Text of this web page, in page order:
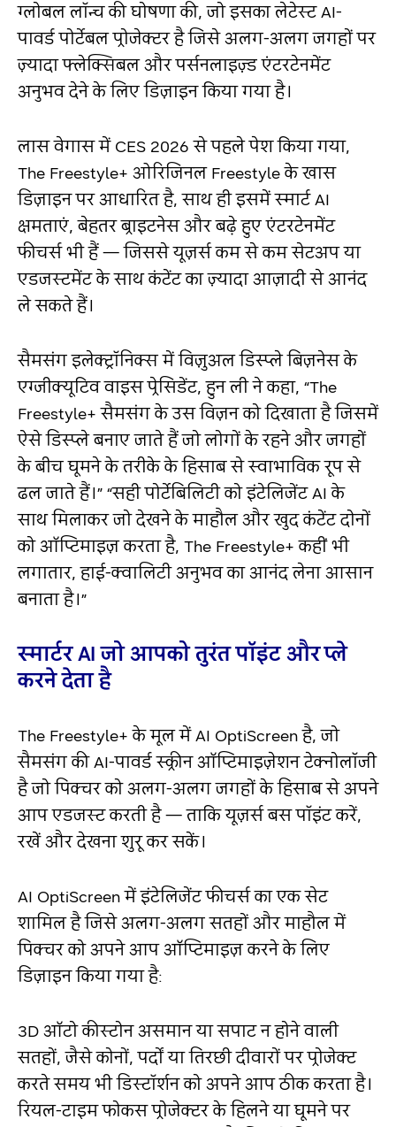
ग्लोबल लॉन्च की घोषणा की, जो इसका लेटेस्ट AI-
पावर्ड पोर्टेबल प्रोजेक्टर है जिसे अलग-अलग जगहों पर
ज़्यादा फ्लेक्सिबल और पर्सनलाइज़्ड एंटरटेनमेंट
अनुभव देने के लिए डिज़ाइन किया गया है।
लास वेगास में CES 2026 से पहले पेश किया गया,
The Freestyle+ ओरिजिनल Freestyle के खास
डिज़ाइन पर आधारित है, साथ ही इसमें स्मार्ट AI
क्षमताएं, बेहतर ब्राइटनेस और बढ़े हुए एंटरटेनमेंट
फीचर्स भी हैं — जिससे यूज़र्स कम से कम सेटअप या
एडजस्टमेंट के साथ कंटेंट का ज़्यादा आज़ादी से आनंद
ले सकते हैं।
सैमसंग इलेक्ट्रॉनिक्स में विज़ुअल डिस्प्ले बिज़नेस के
एग्जीक्यूटिव वाइस प्रेसिडेंट, हुन ली ने कहा, “The
Freestyle+ सैमसंग के उस विज़न को दिखाता है जिसमें
ऐसे डिस्प्ले बनाए जाते हैं जो लोगों के रहने और जगहों
के बीच घूमने के तरीके के हिसाब से स्वाभाविक रूप से
ढल जाते हैं।” “सही पोर्टेबिलिटी को इंटेलिजेंट AI के
साथ मिलाकर जो देखने के माहौल और खुद कंटेंट दोनों
को ऑप्टिमाइज़ करता है, The Freestyle+ कहीं भी
लगातार, हाई-क्वालिटी अनुभव का आनंद लेना आसान
बनाता है।”
स्मार्टर AI जो आपको तुरंत पॉइंट और प्ले
करने देता है
The Freestyle+ के मूल में AI OptiScreen है, जो
सैमसंग की AI-पावर्ड स्क्रीन ऑप्टिमाइज़ेशन टेक्नोलॉजी
है जो पिक्चर को अलग-अलग जगहों के हिसाब से अपने
आप एडजस्ट करती है — ताकि यूज़र्स बस पॉइंट करें,
रखें और देखना शुरू कर सकें।
AI OptiScreen में इंटेलिजेंट फीचर्स का एक सेट
शामिल है जिसे अलग-अलग सतहों और माहौल में
पिक्चर को अपने आप ऑप्टिमाइज़ करने के लिए
डिज़ाइन किया गया है:
3D ऑटो कीस्टोन असमान या सपाट न होने वाली
सतहों, जैसे कोनों, पर्दों या तिरछी दीवारों पर प्रोजेक्ट
करते समय भी डिस्टॉर्शन को अपने आप ठीक करता है।
रियल-टाइम फोकस प्रोजेक्टर के हिलने या घूमने पर